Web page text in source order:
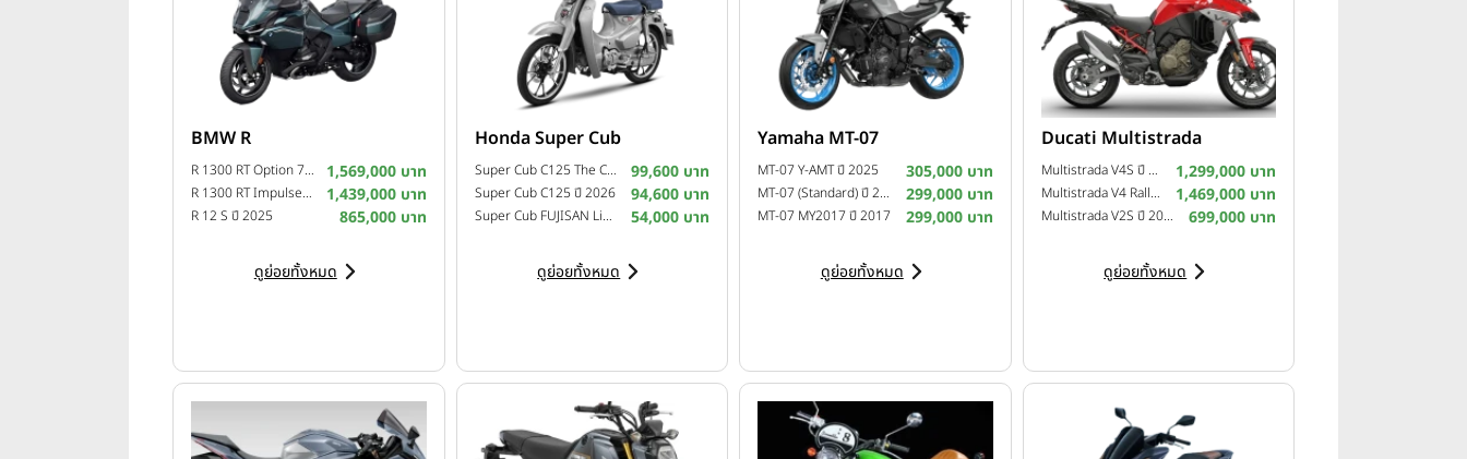
BMW R
R 1300 RT Option 719 Camargue ปี 2025 1,569,000 บาท
R 1300 RT Impulse ปี 2025 1,439,000 บาท
R 12 S ปี 2025 865,000 บาท
ดูย่อยทั้งหมด
Honda Super Cub
Super Cub C125 The Crafted Calm Custom Edition ปี 2026 99,600 บาท
Super Cub C125 ปี 2026 94,600 บาท
Super Cub FUJISAN Limited Edition ปี 2025 54,000 บาท
ดูย่อยทั้งหมด
Yamaha MT-07
MT-07 Y-AMT ปี 2025 305,000 บาท
MT-07 (Standard) ปี 2025 299,000 บาท
MT-07 MY2017 ปี 2017 299,000 บาท
ดูย่อยทั้งหมด
Ducati Multistrada
Multistrada V4S ปี 2025 1,299,000 บาท
Multistrada V4 Rally ปี 2024 1,469,000 บาท
Multistrada V2S ปี 2023 699,000 บาท
ดูย่อยทั้งหมด